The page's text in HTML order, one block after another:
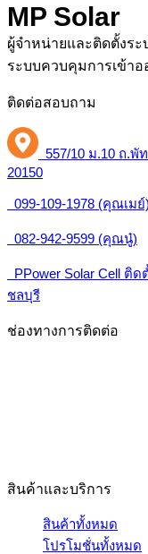
MP Solar
ผู้จำหน่ายและติดตั้งร
ระบบควบคุมการเข้า
ติดต่อสอบถาม
557/10 ม.10 ถ.พั
20150
099-109-1978 (คุณเมย์)
082-942-9599 (คุณนู๋)
PPower Solar Cell ติ
ชลบุรี
ช่องทางการติดต่อ
สินค้าและบริการ
สินค้าทั้งหมด
โปรโมชั่นทั้งหมด